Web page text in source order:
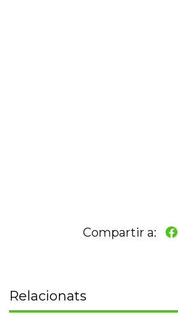
Compartir a:
Relacionats